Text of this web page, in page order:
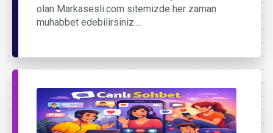
olan Markasesli.com sitemizde her zaman
muhabbet edebilirsiniz….